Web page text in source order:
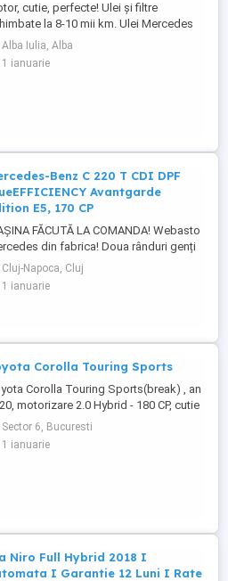
cutie, perfecte! Ulei și filtre
la 8-10 mii km. Ulei Mercedes
W - 30. Echipamente si caracteristici
Sistem de navigație COMAND
Sistem de navigație integrat
Alba Iulia, Alba
1 ianuarie
Benz C 220 T CDI DPF
Avantgarde
E5, 170 CP
FĂCUTĂ LA COMANDA! Webasto
din fabrica! Doua rânduri genți
Echipament special: Faruri bi-
cu distribuție adaptivă a luminii
Light System), sistem de
rezervor de combustibil: ...
Cluj-Napoca, Cluj
1 ianuarie
Corolla Touring Sports
Corolla Touring Sports(break) , an
motorizare 2.0 Hybrid - 180 CP, cutie
perfectă pentru oraș și drumuri
recunoscută pentru fiabilitate și
redus. *Dotări* Siguranță &
Sector 6, Bucuresti
1 ianuarie
Niro Full Hybrid 2018 I
I Garantie 12 Luni I Rate